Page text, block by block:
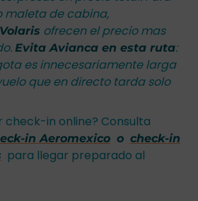
maleta de cabina,
ofrecen el precio mas
Evita Avianca en esta ruta:
es innecesariamente larga
que en directo tarda solo
check-in online? Consulta
in Aeromexico o check-in
para llegar preparado al